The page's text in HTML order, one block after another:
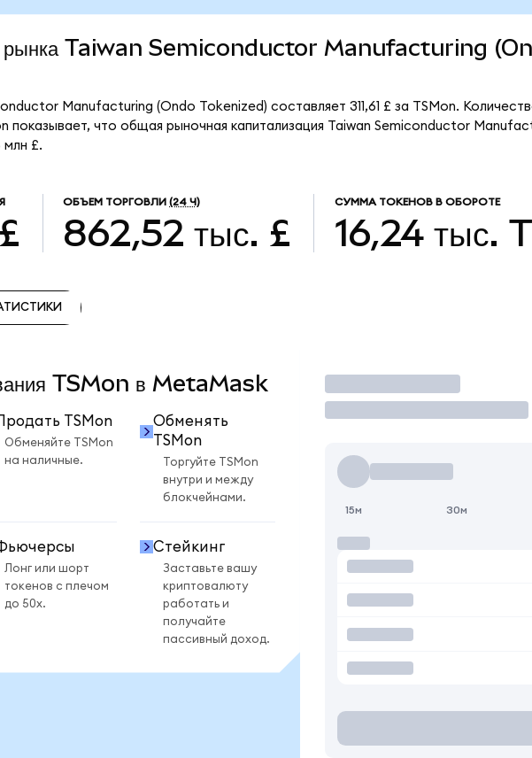
рынка Taiwan Semiconductor Manufacturing
Manufacturing (Ondo Tokenized) составляет 311,61 £ за TSMon.
показывает, что общая рыночная капитализация Taiwan Semiconductor
млн £.
ОБЪЕМ ТОРГОВЛИ (24 Ч)
862,52 тыс. £
СУММА ТОКЕНОВ В ОБОРОТЕ
16,24 тыс.
TSMon в MetaMask
TSMon
Обменяйте TSMon
на наличные.
Обменять
TSMon
Торгуйте TSMon
внутри и между
блокчейнами.
Лонг или шорт
токенов с плечом
до 50x.
Стейкинг
Заставьте вашу
криптовалюту
работать и
получайте
пассивный доход.
Торговать
15м 30м